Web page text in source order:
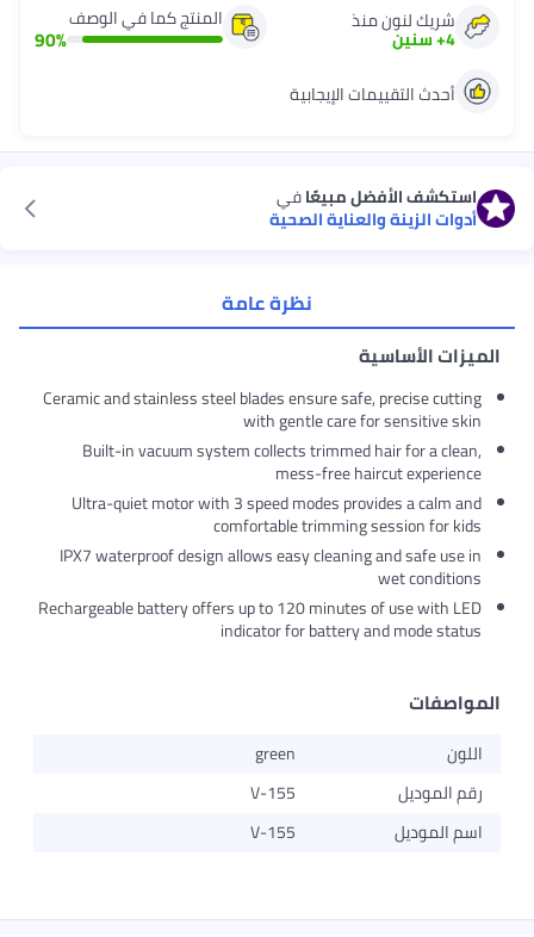
المنتج كما في الوصف
90%
شريك لنون منذ
4
+سنين
أحدث التقييمات الإيجابية
استكشف الأفضل مبيعًافي
أدوات الزينة والعناية الصحية
نظرة عامة
الميزات الأساسية
Ceramic and stainless steel blades ensure safe, precise cutting
with gentle care for sensitive skin
Built-in vacuum system collects trimmed hair for a clean,
mess-free haircut experience
Ultra-quiet motor with 3 speed modes provides a calm and
comfortable trimming session for kids
IPX7 waterproof design allows easy cleaning and safe use in
wet conditions
Rechargeable battery offers up to 120 minutes of use with LED
indicator for battery and mode status
المواصفات
اللون
green
رقم الموديل
V-155
اسم الموديل
V-155